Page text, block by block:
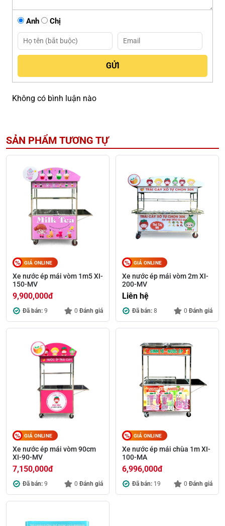
Anh Chị
Không có bình luận nào
SẢN PHẨM TƯƠNG TỰ
GIÁ ONLINE
Xe nước ép mái vòm 1m5 XI-
150-MV
9,900,000đ
Đã bán: 9 0 Đánh giá
GIÁ ONLINE
Xe nước ép mái vòm 2m XI-
200-MV
Liên hệ
Đã bán: 8 0 Đánh giá
GIÁ ONLINE
Xe nước ép mái vòm 90cm
XI-90-MV
7,150,000đ
Đã bán: 9 0 Đánh giá
GIÁ ONLINE
Xe nước ép mái chùa 1m XI-
100-MA
6,996,000đ
Đã bán: 19 0 Đánh giá